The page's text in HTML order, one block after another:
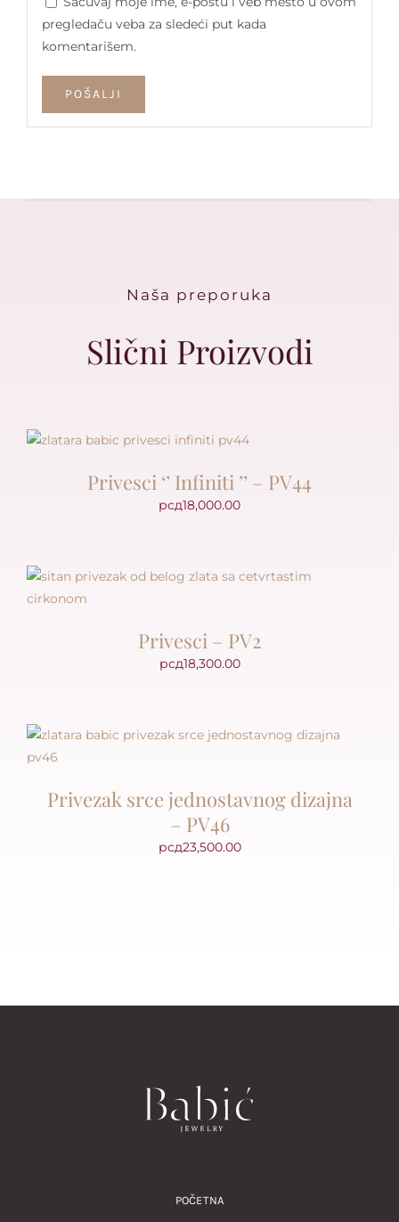
pregledaču veba za sledeći put kada
komentarišem.
Naša preporuka
Slični Proizvodi
Privesci ‘’ Infiniti ’’ – PV44
рсд18,000.00
Privesci – PV2
рсд18,300.00
Privezak srce jednostavnog dizajna
– PV46
рсд23,500.00
POČETNA